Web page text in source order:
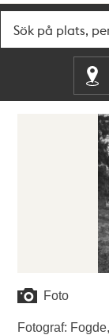
Foto
Fotograf: